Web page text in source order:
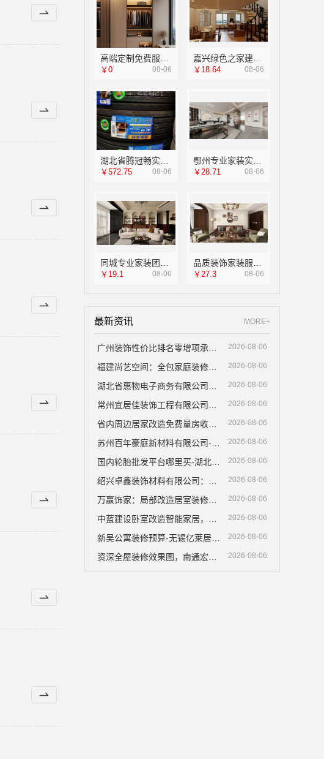
￥0 08-06
嘉兴绿色之家建材科技有限公司，本地专业家装公司高端服务
￥18.64 08-06
￥572.75 08-06 ￥28.71 08-06
￥19.1 08-06 ￥27.3 08-06
最新资讯 MORE+
2026-08-06
2026-08-06
2026-08-06
2026-08-06
2026-08-06
2026-08-06
2026-08-06
2026-08-06
2026-08-06
2026-08-06
2026-08-06
2026-08-06